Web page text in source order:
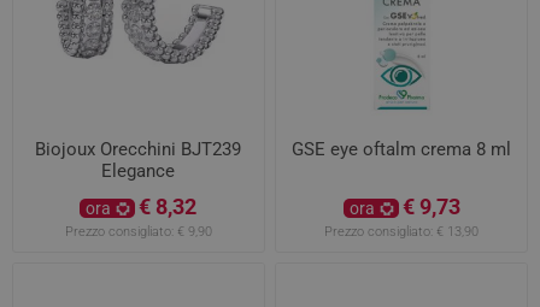
Biojoux Orecchini BJT239
Elegance
ora € 8,32
Prezzo consigliato: € 9,90
GSE eye oftalm crema 8 ml
ora € 9,73
Prezzo consigliato: € 13,90